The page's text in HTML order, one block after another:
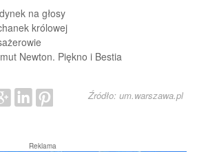
na głosy
królowej
Newton. Piękno i Bestia
Źródło: um.warszawa.pl
Reklama